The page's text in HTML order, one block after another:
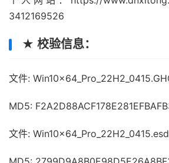
3412169526
★ 校验信息：
文件:
MD5:
文件: Win10x64_Pro_22H2_0415.esd